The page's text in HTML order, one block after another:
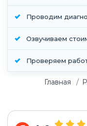
Проводим
Озвучиваем
Проверяем
Главная